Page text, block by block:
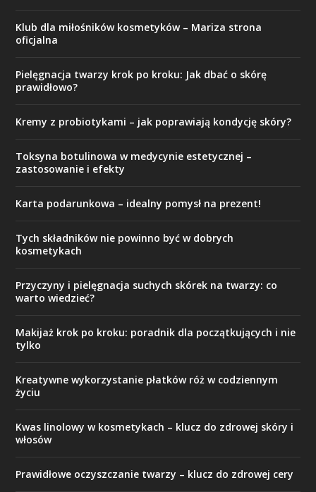
Klub dla miłośników kosmetyków – Mariza strona
oficjalna
Pielęgnacja twarzy krok po kroku: Jak dbać o skórę
prawidłowo?
Kremy z probiotykami – jak poprawiają kondycję skóry?
Toksyna botulinowa w medycynie estetycznej –
zastosowanie i efekty
Karta podarunkowa – idealny pomysł na prezent!
Tych składników nie powinno być w dobrych
kosmetykach
Przyczyny i pielęgnacja suchych skórek na twarzy: co
warto wiedzieć?
Makijaż krok po kroku: poradnik dla początkujących i nie
tylko
Kreatywne wykorzystanie płatków róż w codziennym
życiu
Kwas linolowy w kosmetykach – klucz do zdrowej skóry i
włosów
Prawidłowe oczyszczanie twarzy – klucz do zdrowej cery